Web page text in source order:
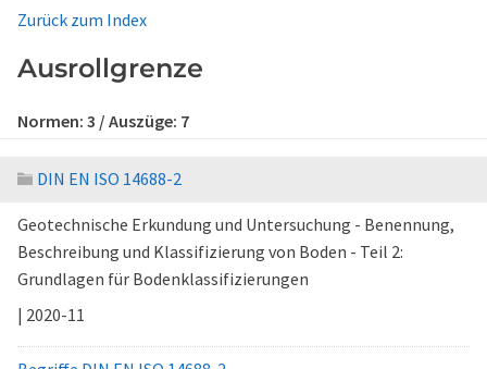
Zurück zum Index
Ausrollgrenze
Normen: 3 / Auszüge: 7
DIN EN ISO 14688-2
Geotechnische Erkundung und Untersuchung - Benennung,
Beschreibung und Klassifizierung von Boden - Teil 2:
Grundlagen für Bodenklassifizierungen
| 2020-11